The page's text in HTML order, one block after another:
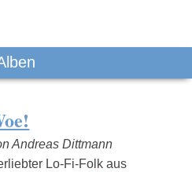
interessieren:
Andreas Dittmann
Lo-Fi-Folk aus